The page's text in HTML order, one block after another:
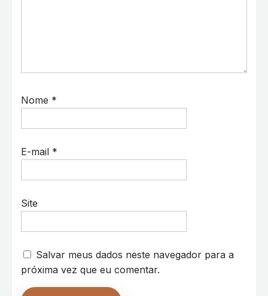
Nome *
E-mail *
Site
Salvar meus dados neste navegador para a
próxima vez que eu comentar.